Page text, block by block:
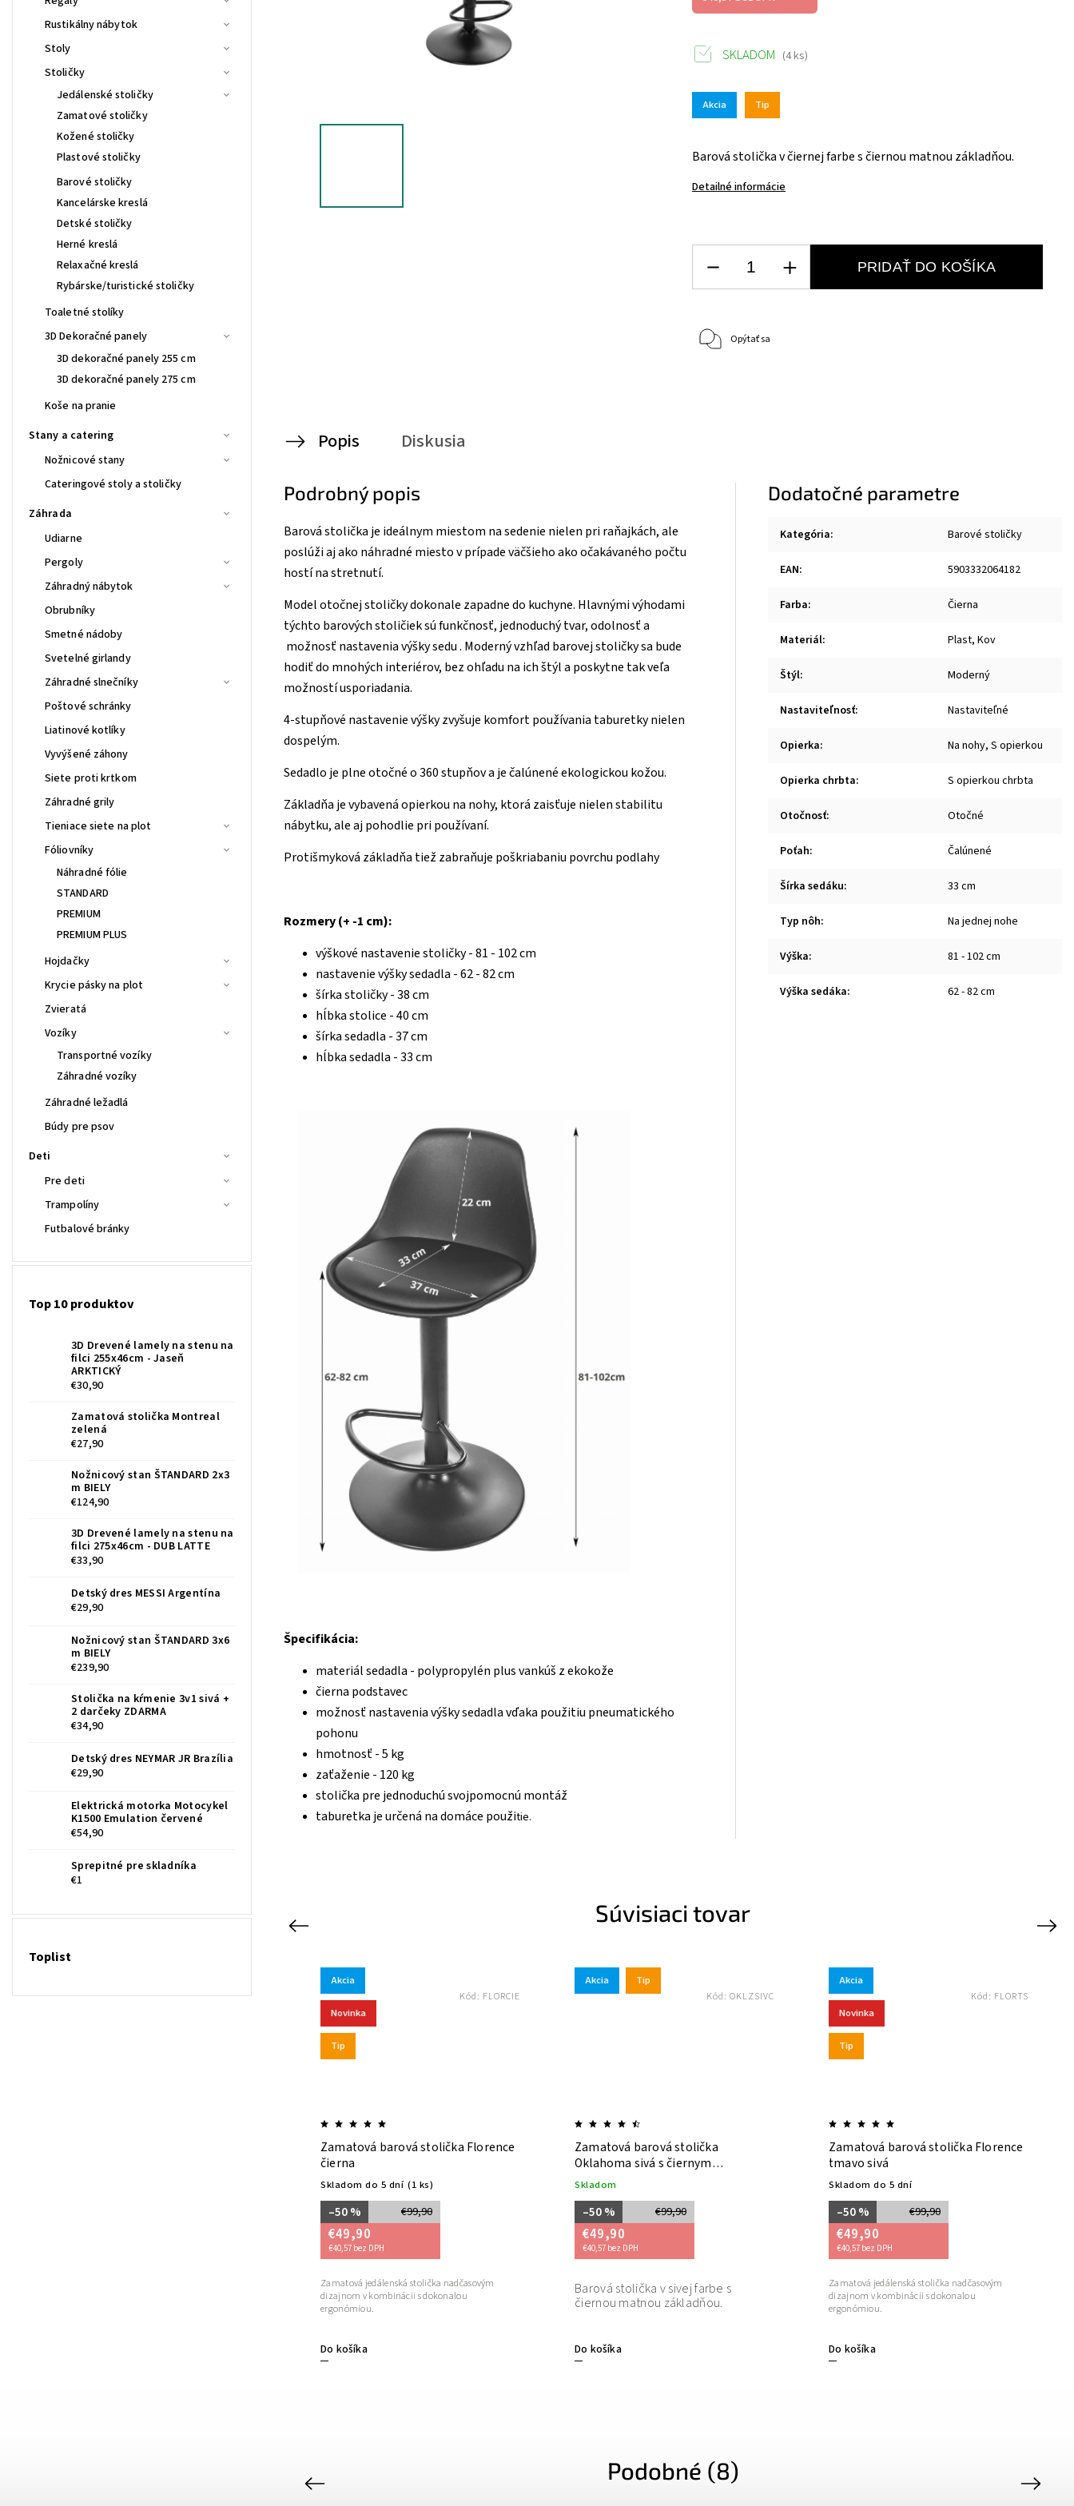
Rustikálny nábytok
Stoly
Stoličky
Jedálenské stoličky
Zamatové stoličky
Kožené stoličky
Plastové stoličky
Barové stoličky
Kancelárske kreslá
Detské stoličky
Herné kreslá
Relaxačné kreslá
Rybárske/turistické stoličky
Toaletné stolíky
3D Dekoračné panely
3D dekoračné panely 255 cm
3D dekoračné panely 275 cm
Koše na pranie
Stany a catering
Nožnicové stany
Cateringové stoly a stoličky
Záhrada
Udiarne
Pergoly
Záhradný nábytok
Obrubníky
Smetné nádoby
Svetelné girlandy
Záhradné slnečníky
Poštové schránky
Liatinové kotlíky
Vyvýšené záhony
Siete proti krtkom
Záhradné grily
Tieniace siete na plot
Fóliovníky
Náhradné fólie
STANDARD
PREMIUM
PREMIUM PLUS
Hojdačky
Krycie pásky na plot
Zvieratá
Vozíky
Transportné vozíky
Záhradné vozíky
Záhradné ležadlá
Búdy pre psov
Deti
Pre deti
Trampolíny
Futbalové bránky
Top 10 produktov
3D Drevené lamely na stenu na
filci 255x46cm - Jaseň
ARKTICKÝ
€30,90
Zamatová stolička Montreal
zelená
€27,90
Nožnicový stan ŠTANDARD 2x3
m BIELY
€124,90
3D Drevené lamely na stenu na
filci 275x46cm - DUB LATTE
€33,90
Detský dres MESSI Argentína
€29,90
Nožnicový stan ŠTANDARD 3x6
m BIELY
€239,90
Stolička na kŕmenie 3v1 sivá +
2 darčeky ZDARMA
€34,90
Detský dres NEYMAR JR Brazília
€29,90
Elektrická motorka Motocykel
K1500 Emulation červené
€54,90
Sprepitné pre skladníka
€1
Toplist
Akcia Tip
Barová stolička v čiernej farbe s čiernou matnou základňou.
Detailné informácie
SKLADOM (4 ks)
PRIDAŤ DO KOŠÍKA
Opýtať sa
Popis Diskusia
Podrobný popis
Barová stolička je ideálnym miestom na sedenie nielen pri raňajkách, ale
poslúži aj ako náhradné miesto v prípade väčšieho ako očakávaného počtu
hostí na stretnutí.
Model otočnej stoličky dokonale zapadne do kuchyne. Hlavnými výhodami
týchto barových stoličiek sú funkčnosť, jednoduchý tvar, odolnosť a
možnosť nastavenia výšky sedu . Moderný vzhľad barovej stoličky sa bude
hodiť do mnohých interiérov, bez ohľadu na ich štýl a poskytne tak veľa
možností usporiadania.
4-stupňové nastavenie výšky zvyšuje komfort používania taburetky nielen
dospelým.
Sedadlo je plne otočné o 360 stupňov a je čalúnené ekologickou kožou.
Základňa je vybavená opierkou na nohy, ktorá zaisťuje nielen stabilitu
nábytku, ale aj pohodlie pri používaní.
Protišmyková základňa tiež zabraňuje poškriabaniu povrchu podlahy
Rozmery (+ -1 cm):
výškové nastavenie stoličky - 81 - 102 cm
nastavenie výšky sedadla - 62 - 82 cm
šírka stoličky - 38 cm
hĺbka stolice - 40 cm
šírka sedadla - 37 cm
hĺbka sedadla - 33 cm
Špecifikácia:
materiál sedadla - polypropylén plus vankúš z ekokože
čierna podstavec
možnosť nastavenia výšky sedadla vďaka použitiu pneumatického
pohonu
hmotnosť - 5 kg
zaťaženie - 120 kg
stolička pre jednoduchú svojpomocnú montáž
taburetka je určená na domáce použitie.
Dodatočné parametre
Kategória: Barové stoličky
EAN: 5903332064182
Farba: Čierna
Materiál: Plast, Kov
Štýl: Moderný
Nastaviteľnosť: Nastaviteľné
Opierka: Na nohy, S opierkou
Opierka chrbta: S opierkou chrbta
Otočnosť: Otočné
Poťah: Čalúnené
Šírka sedáku: 33 cm
Typ nôh: Na jednej nohe
Výška: 81 - 102 cm
Výška sedáka: 62 - 82 cm
Súvisiaci tovar
Previous
Kód:BERSS
Akcia
Novinka
Tip
Zamatová barová stolička Florence
čierna
Skladom do 5 dní (1 ks)
€99,90
–50 %
€49,90
€40,57 bez DPH
Do košíka
Zamatová jedálenská stolička nadčasovým
dizajnom v kombinácii s dokonalou
ergonómiou.
Kód: FLORCIE
Akcia Tip
Zamatová barová stolička
Oklahoma sivá s čiernym
podstavcom
Skladom
€99,90
–50 %
€49,90
€40,57 bez DPH
Do košíka
Barová stolička v sivej farbe s
čiernou matnou základňou.
Kód: OKLZSIVC
Akcia
Novinka
Tip
Zamatová barová stolička Florence
tmavo sivá
Skladom do 5 dní
€99,90
–50 %
€49,90
€40,57 bez DPH
Do košíka
Zamatová jedálenská stolička nadčasovým
dizajnom v kombinácii s dokonalou
ergonómiou.
Kód: FLORTS
Next
Podobné (8)
Previous Next